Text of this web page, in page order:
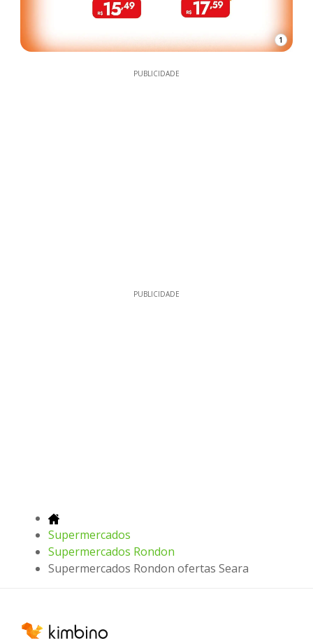
1
PUBLICIDADE
PUBLICIDADE
Supermercados
Supermercados Rondon
Supermercados Rondon ofertas Seara